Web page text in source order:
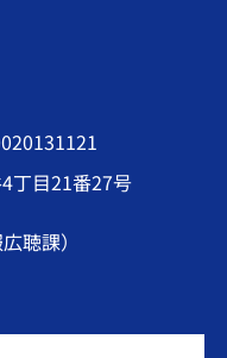
丁目21番27号
聴課）